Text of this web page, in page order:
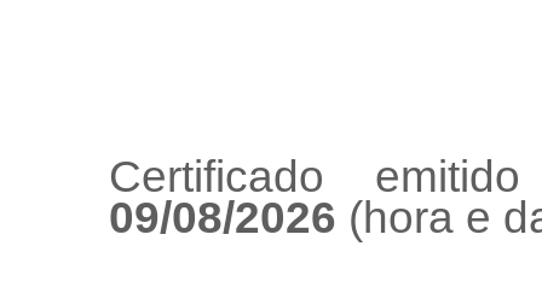
Certificado
09/08/2026 (hora e